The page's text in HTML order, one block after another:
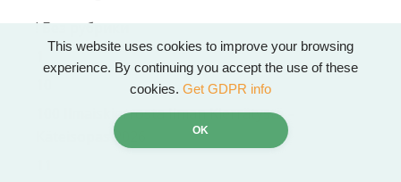
This website uses cookies to improve your browsing
experience. By continuing you accept the use of these
cookies. Get GDPR info
OK
! Без рубрики
100 Ilmaiskierrosta Ilman Kierrätystä –
Käteisopas 2026